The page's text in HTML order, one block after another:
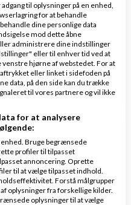
os for et tilbud på
fra mønstre til
17:53
til oplysninger på en enhed,
for at behandle
dine personlige data
mod dette åbne
administrere dine indstillinger
eller til enhver tid ved at
hjørne af webstedet. For at
eller linket i sidefoden på
data, på den side kan du trække
til vores partnere og vil ikke
for at analysere
enhed. Bruge begrænsede
profiler til tilpasset
annoncering. Oprette
til at vælge tilpasset indhold.
Forstå målgrupper
oplysninger fra forskellige kilder.
oplysninger til at vælge